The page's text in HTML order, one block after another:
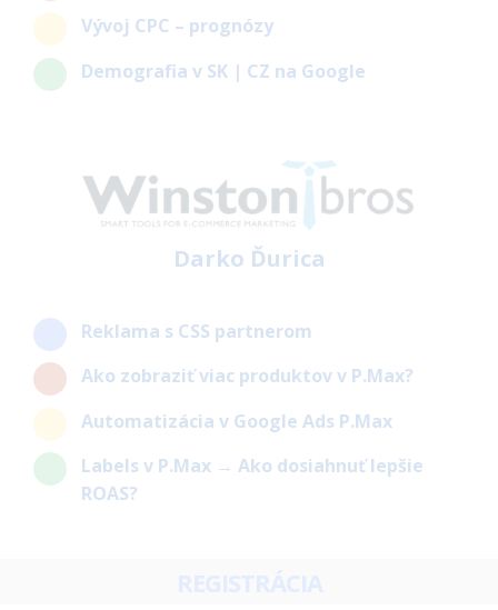
Vývoj CPC – prognózy
Demografia v SK | CZ na Google
Darko Ďurica
Reklama s CSS partnerom
Ako zobraziť viac produktov v P.Max?
Automatizácia v Google Ads P.Max
Labels v P.Max → Ako dosiahnuť lepšie
ROAS?